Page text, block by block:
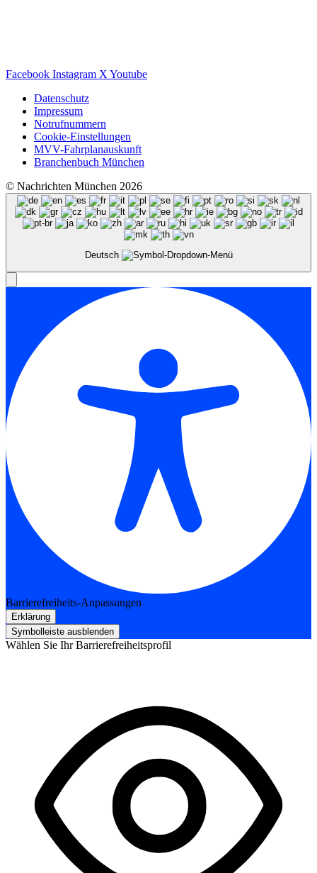
Facebook Instagram X Youtube
Datenschutz
Impressum
Notrufnummern
Cookie-Einstellungen
MVV-Fahrplanauskunft
Branchenbuch München
© Nachrichten München 2026
Deutsch
Barrierefreiheits-Anpassungen
Erklärung
Symbolleiste ausblenden
Wählen Sie Ihr Barrierefreiheitsprofil